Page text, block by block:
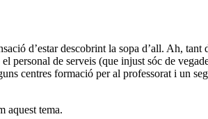
d’estar descobrint la sopa d’all. Ah,
personal de serveis (que injust sóc de
centres formació per al professorat i un
aquest tema.